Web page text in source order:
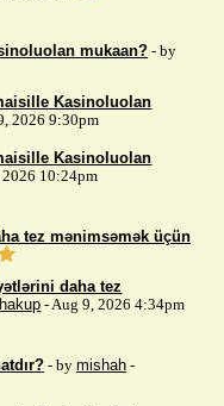
mukaan? - by
Kasinoluolan
2026 9:30pm
Kasinoluolan
2026 10:24pm
tez mənimsəmək üçün
daha tez
- Aug 9, 2026 4:34pm
- by mishah -